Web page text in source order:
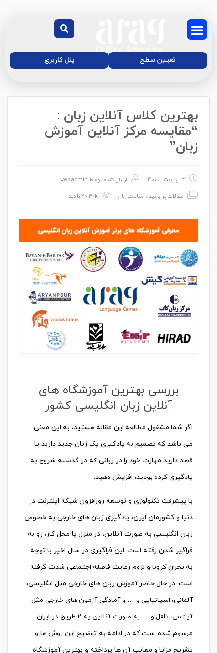
تعیین سطح پنل کاربری
بهترین کلاس آنلاین زبان :
“مقایسه مرکز آنلاین آموزش
زبان”
22 اردیبهشت 1400 ارسال شده توسط webadmin
مقالات پر بازدید ، مقالات زبان
بررسی بهترین آموزشگاه های
آنلاین زبان انگلیسی کشور
اگر شما مشغول مطالعه این مقاله هستید، به این معنی
می باشد که تصمیم به یادگیری یک زبان جدید دارید یا
قصد دارید مهارت خود را در زبانی که در گذشته شروع به
یادگیری کرده بودید، افزایش دهید.
با پیشرفت تکنولوژی و توسعه روزافزون شبکه اینترنت در
دنیا و کشورمان ایران، یادگیری زبان های خارجی به خصوص
زبان انگلیسی به صورت آنلاین، در منزل یا محل کار، رو به
فراگیر شدن رفته است. این فراگیری در سال اخیر با توجه
به بحران کرونا و لزوم رعایت فاصله اجتماعی شدت گرفنه
است. در حال حاضر آموزش زبان های خارجی مثل انگلیسی،
آلمانی، اسپانیایی و … و آمادگی آزمون های خارجی مثل
آیلتس، تافل و … به صورت آنلاین یه 2 طریق در ایران
مرسوم شده است که در ادامه به توضیح این روش ها و
تشریح مزایا و معایب آن ها پرداخته و بهترین آموزشگاه